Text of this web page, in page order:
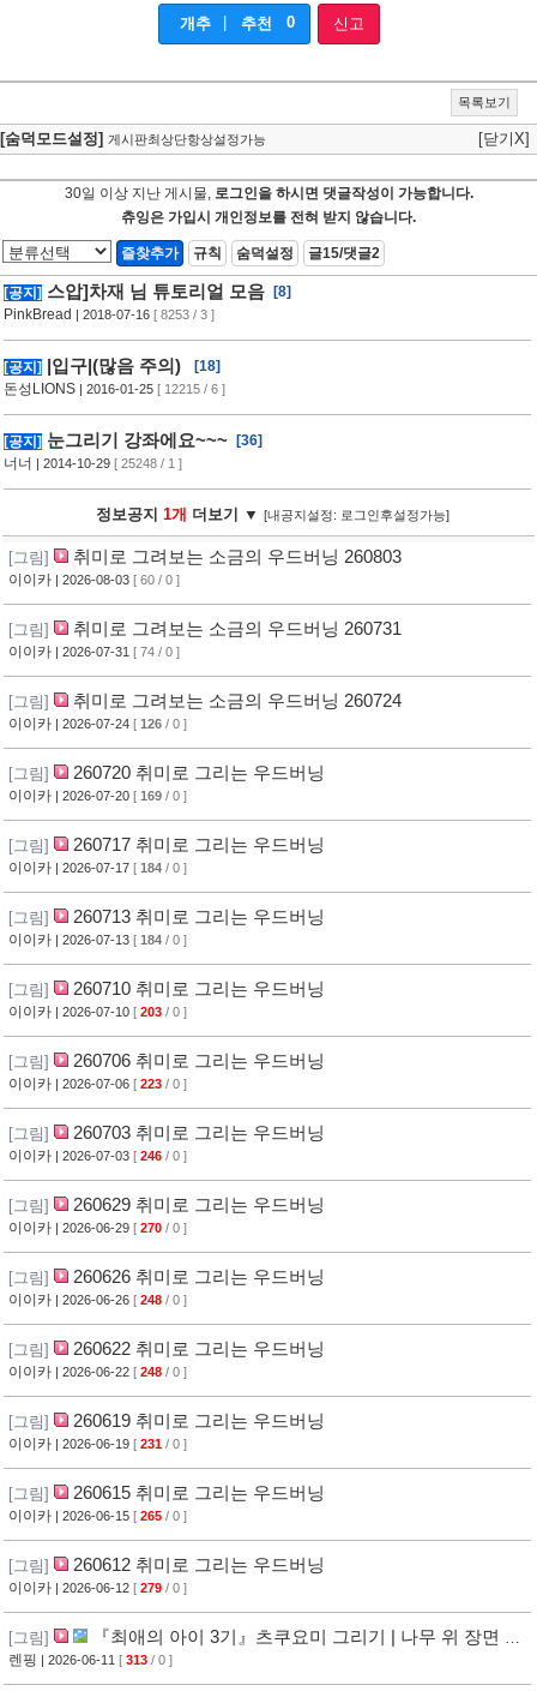
개추 추천 0 신고
목록보기
[숨덕모드설정] 게시판최상단항상설정가능 [닫기X]
30일 이상 지난 게시물, 로그인을 하시면 댓글작성이 가능합니다.
츄잉은 가입시 개인정보를 전혀 받지 않습니다.
즐찾추가 규칙 숨덕설정 글15/댓글2
[공지] 스압]차재 님 튜토리얼 모음
[8]
PinkBread
| 2018-07-16 [ 8253 / 3 ]
[공지] |입구|(많음 주의)
[18]
돈성LIONS | 2016-01-25 [ 12215 / 6 ]
[공지] 눈그리기 강좌에요~~~
[36]
너너
| 2014-10-29 [ 25248 / 1 ]
정보공지 1개 더보기 ▼ [내공지설정: 로그인후설정가능]
[그림] 취미로 그려보는 소금의 우드버닝 260803
이이카 | 2026-08-03 [ 60 / 0 ]
[그림] 취미로 그려보는 소금의 우드버닝 260731
이이카 | 2026-07-31 [ 74 / 0 ]
[그림] 취미로 그려보는 소금의 우드버닝 260724
이이카 | 2026-07-24 [ 126 / 0 ]
[그림] 260720 취미로 그리는 우드버닝
이이카 | 2026-07-20 [ 169 / 0 ]
[그림] 260717 취미로 그리는 우드버닝
이이카 | 2026-07-17 [ 184 / 0 ]
[그림] 260713 취미로 그리는 우드버닝
이이카 | 2026-07-13 [ 184 / 0 ]
[그림] 260710 취미로 그리는 우드버닝
이이카 | 2026-07-10 [ 203 / 0 ]
[그림] 260706 취미로 그리는 우드버닝
이이카 | 2026-07-06 [ 223 / 0 ]
[그림] 260703 취미로 그리는 우드버닝
이이카 | 2026-07-03 [ 246 / 0 ]
[그림] 260629 취미로 그리는 우드버닝
이이카 | 2026-06-29 [ 270 / 0 ]
[그림] 260626 취미로 그리는 우드버닝
이이카 | 2026-06-26 [ 248 / 0 ]
[그림] 260622 취미로 그리는 우드버닝
이이카 | 2026-06-22 [ 248 / 0 ]
[그림] 260619 취미로 그리는 우드버닝
이이카 | 2026-06-19 [ 231 / 0 ]
[그림] 260615 취미로 그리는 우드버닝
이이카 | 2026-06-15 [ 265 / 0 ]
[그림] 260612 취미로 그리는 우드버닝
이이카 | 2026-06-12 [ 279 / 0 ]
[그림]
『최애의 아이 3기』츠쿠요미 그리기 | 나무 위 장면 완
벽재현
렌핑 | 2026-06-11 [ 313 / 0 ]